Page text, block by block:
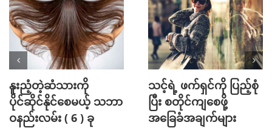
စုံ
Mini Jeans Skirt ကို စ
တိုင်ကျကျဝတ်လို့ရစေ
မယ့် Styling Tips များ
Golf အားကစား
ကြိုက်နှစ်သက်သူတို့
အတွက် ဖက်ရှင်